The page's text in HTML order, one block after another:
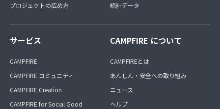
プロジェクトの広め方
統計データ
サービス
CAMPFIRE
CAMPFIRE コミュニティ
CAMPFIRE Creation
CAMPFIRE for Social Good
CAMPFIRE について
CAMPFIREとは
あんしん・安全への取り組み
ニュース
ヘルプ